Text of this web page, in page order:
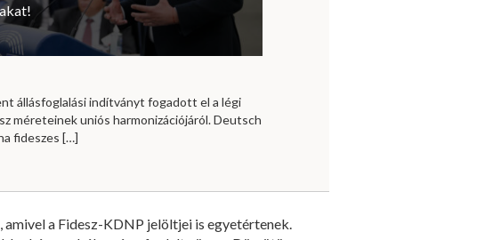
állásfoglalási indítványt fogadott el a légi
méreteinek uniós harmonizációjáról. Deutsch
fideszes […]
a Fidesz-KDNP jelöltjei is egyetértenek.